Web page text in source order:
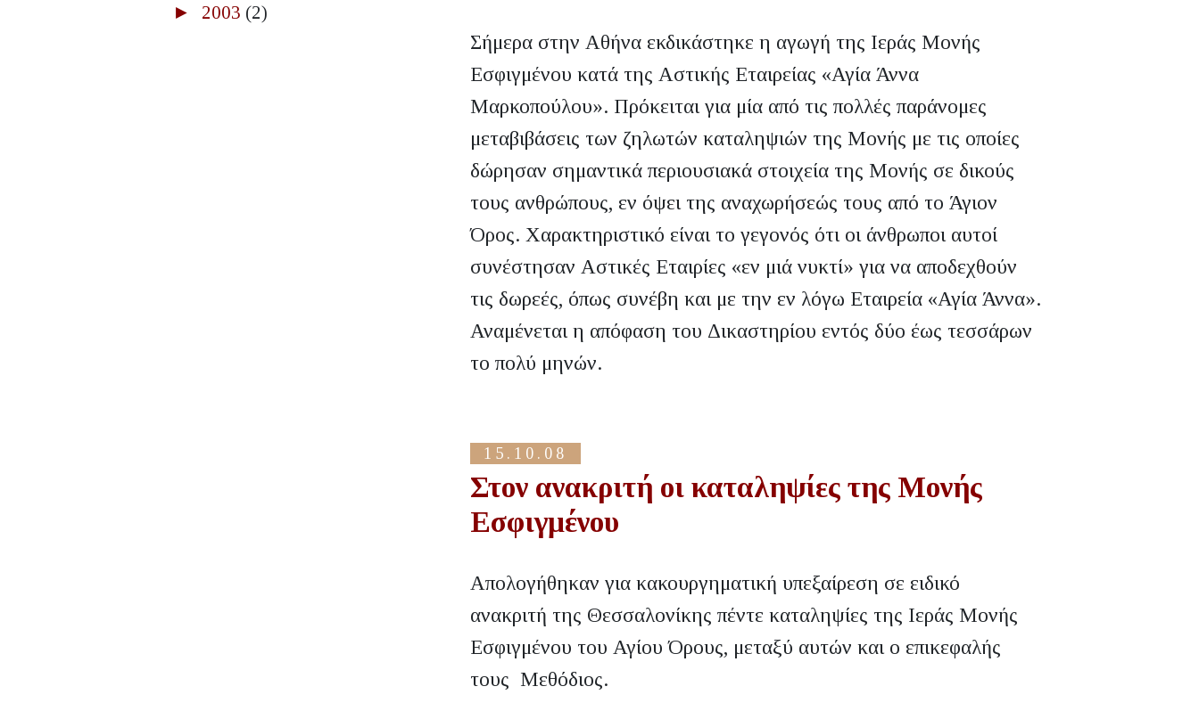
Σήμερα στην Αθήνα εκδικάστηκε η αγωγή της Ιεράς Μονής
Εσφιγμένου κατά της Αστικής Εταιρείας «Αγία Άννα
Μαρκοπούλου». Πρόκειται για μία από τις πολλές παράνομες
μεταβιβάσεις των ζηλωτών καταληψιών της Μονής με τις οποίες
δώρησαν σημαντικά περιουσιακά στοιχεία της Μονής σε δικούς
τους ανθρώπους, εν όψει της αναχωρήσεώς τους από το Άγιον
Όρος. Χαρακτηριστικό είναι το γεγονός ότι οι άνθρωποι αυτοί
συνέστησαν Αστικές Εταιρίες «εν μιά νυκτί» για να αποδεχθούν
τις δωρεές, όπως συνέβη και με την εν λόγω Εταιρεία «Αγία Άννα».
Αναμένεται η απόφαση του Δικαστηρίου εντός δύο έως τεσσάρων
το πολύ μηνών.
15.10.08
Στον ανακριτή οι καταληψίες της Μονής
Εσφιγμένου
Απολογήθηκαν για κακουργηματική υπεξαίρεση σε ειδικό
ανακριτή της Θεσσαλονίκης πέντε καταληψίες της Ιεράς Μονής
Εσφιγμένου του Αγίου Όρους, μεταξύ αυτών και ο επικεφαλής
τους Μεθόδιος.
► 2003 (2)